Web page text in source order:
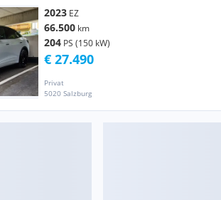
2023 EZ
66.500 km
204 PS (150 kW)
Privat
5020 Salzburg
€ 27.490